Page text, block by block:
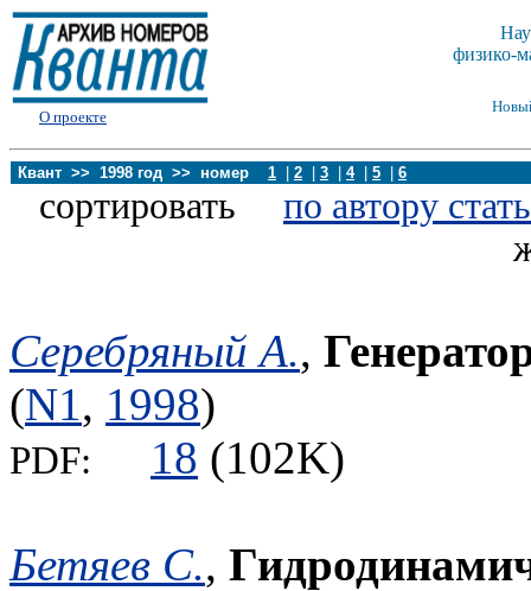
О проекте
физико-
Квант >> 1998 год >> номер 1 2 3 4 5 6
сортировать по автору
Серебряный А.,
(N1, 1998)
PDF: 18 (102K)
Бетяев С.,